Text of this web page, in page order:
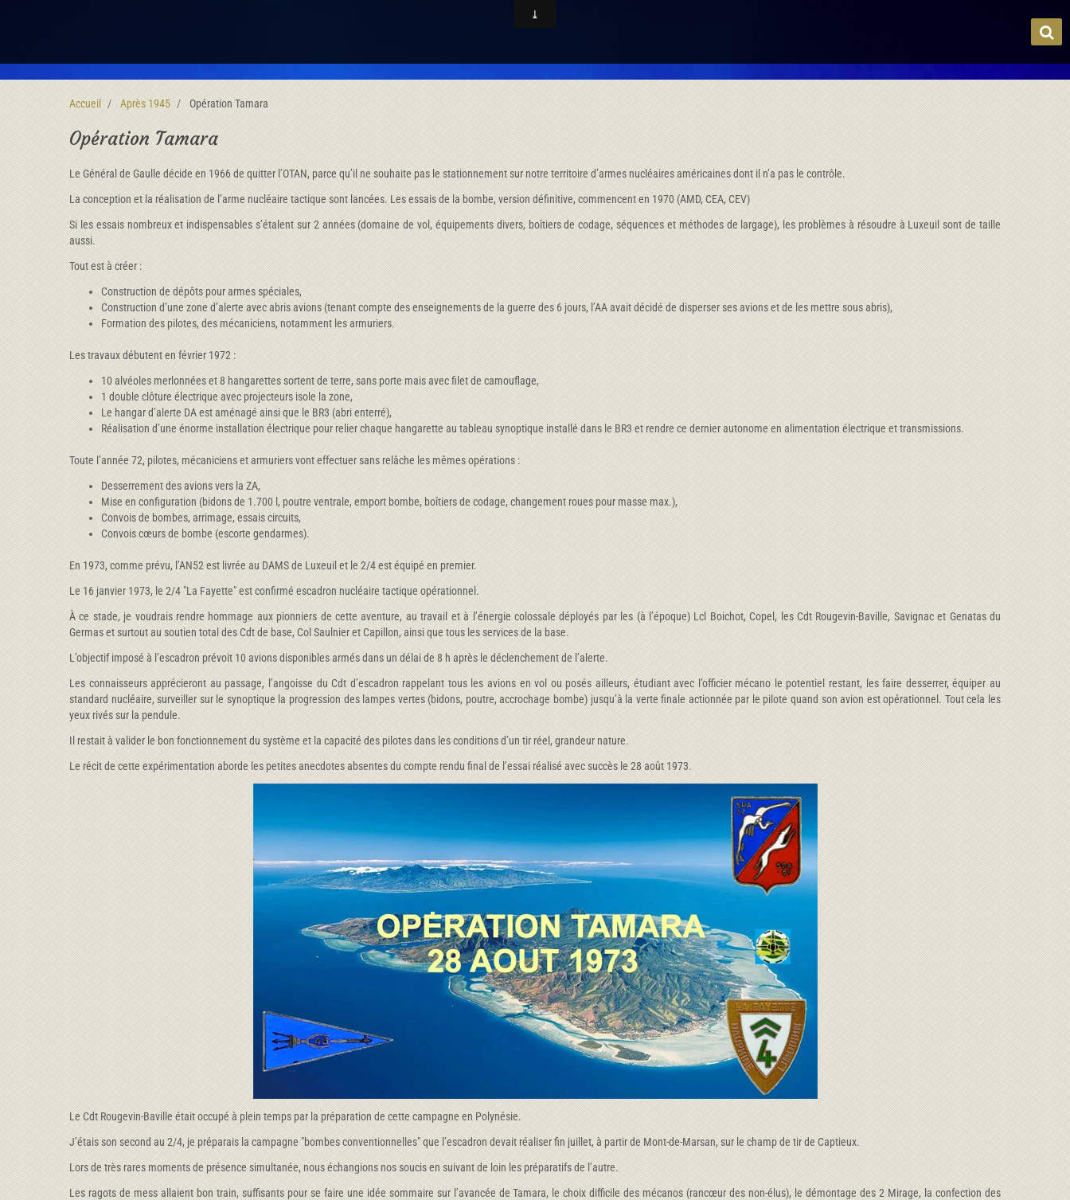
Accueil Après 1945 Opération Tamara
Opération Tamara
Le Général de Gaulle décide en 1966 de quitter l’OTAN, parce qu’il ne souhaite pas le stationnement sur notre territoire d’armes nucléaires américaines dont il n’a pas le contrôle.
La conception et la réalisation de l’arme nucléaire tactique sont lancées. Les essais de la bombe, version définitive, commencent en 1970 (AMD, CEA, CEV)
Si les essais nombreux et indispensables s’étalent sur 2 années (domaine de vol, équipements divers, boîtiers de codage, séquences et méthodes de largage), les problèmes à résoudre à Luxeuil sont de taille
aussi.
Tout est à créer :
Construction de dépôts pour armes spéciales,
Construction d’une zone d’alerte avec abris avions (tenant compte des enseignements de la guerre des 6 jours, l’AA avait décidé de disperser ses avions et de les mettre sous abris),
Formation des pilotes, des mécaniciens, notamment les armuriers.
Les travaux débutent en février 1972 :
10 alvéoles merlonnées et 8 hangarettes sortent de terre, sans porte mais avec filet de camouflage,
1 double clôture électrique avec projecteurs isole la zone,
Le hangar d’alerte DA est aménagé ainsi que le BR3 (abri enterré),
Réalisation d’une énorme installation électrique pour relier chaque hangarette au tableau synoptique installé dans le BR3 et rendre ce dernier autonome en alimentation électrique et transmissions.
Toute l’année 72, pilotes, mécaniciens et armuriers vont effectuer sans relâche les mêmes opérations :
Desserrement des avions vers la ZA,
Mise en configuration (bidons de 1.700 l, poutre ventrale, emport bombe, boîtiers de codage, changement roues pour masse max.),
Convois de bombes, arrimage, essais circuits,
Convois cœurs de bombe (escorte gendarmes).
En 1973, comme prévu, l’AN52 est livrée au DAMS de Luxeuil et le 2/4 est équipé en premier.
Le 16 janvier 1973, le 2/4 "La Fayette" est confirmé escadron nucléaire tactique opérationnel.
À ce stade, je voudrais rendre hommage aux pionniers de cette aventure, au travail et à l’énergie colossale déployés par les (à l’époque) Lcl Boichot, Copel, les Cdt Rougevin-Baville, Savignac et Genatas du
Germas et surtout au soutien total des Cdt de base, Col Saulnier et Capillon, ainsi que tous les services de la base.
L’objectif imposé à l’escadron prévoit 10 avions disponibles armés dans un délai de 8 h après le déclenchement de l’alerte.
Les connaisseurs apprécieront au passage, l’angoisse du Cdt d’escadron rappelant tous les avions en vol ou posés ailleurs, étudiant avec l’officier mécano le potentiel restant, les faire desserrer, équiper au
standard nucléaire, surveiller sur le synoptique la progression des lampes vertes (bidons, poutre, accrochage bombe) jusqu’à la verte finale actionnée par le pilote quand son avion est opérationnel. Tout cela les
yeux rivés sur la pendule.
Il restait à valider le bon fonctionnement du système et la capacité des pilotes dans les conditions d’un tir réel, grandeur nature.
Le récit de cette expérimentation aborde les petites anecdotes absentes du compte rendu final de l’essai réalisé avec succès le 28 août 1973.
Le Cdt Rougevin-Baville était occupé à plein temps par la préparation de cette campagne en Polynésie.
J’étais son second au 2/4, je préparais la campagne "bombes conventionnelles" que l’escadron devait réaliser fin juillet, à partir de Mont-de-Marsan, sur le champ de tir de Captieux.
Lors de très rares moments de présence simultanée, nous échangions nos soucis en suivant de loin les préparatifs de l’autre.
Les ragots de mess allaient bon train, suffisants pour se faire une idée sommaire sur l’avancée de Tamara, le choix difficile des mécanos (rancœur des non-élus), le démontage des 2 Mirage, la confection des